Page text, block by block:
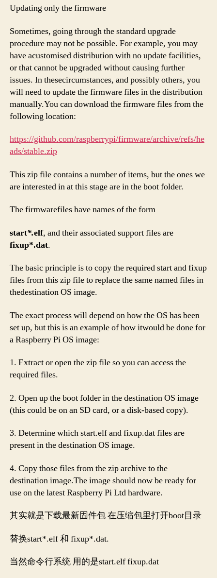
Updating only the firmware
Sometimes, going through the standard upgrade
procedure may not be possible. For example, you may
have acustomised distribution with no update facilities,
or that cannot be upgraded without causing further
issues. In thesecircumstances, and possibly others, you
will need to update the firmware files in the distribution
manually.You can download the firmware files from the
following location:
https://github.com/raspberrypi/firmware/archive/refs/he
ads/stable.zip
This zip file contains a number of items, but the ones we
are interested in at this stage are in the boot folder.
The firmwarefiles have names of the form
start*.elf, and their associated support files are
fixup*.dat.
The basic principle is to copy the required start and fixup
files from this zip file to replace the same named files in
thedestination OS image.
The exact process will depend on how the OS has been
set up, but this is an example of how itwould be done for
a Raspberry Pi OS image:
1. Extract or open the zip file so you can access the
required files.
2. Open up the boot folder in the destination OS image
(this could be on an SD card, or a disk-based copy).
3. Determine which start.elf and fixup.dat files are
present in the destination OS image.
4. Copy those files from the zip archive to the
destination image.The image should now be ready for
use on the latest Raspberry Pi Ltd hardware.
其实就是下载最新固件包 在压缩包里打开boot目录
替换start*.elf 和 fixup*.dat.
当然命令行系统 用的是start.elf fixup.dat